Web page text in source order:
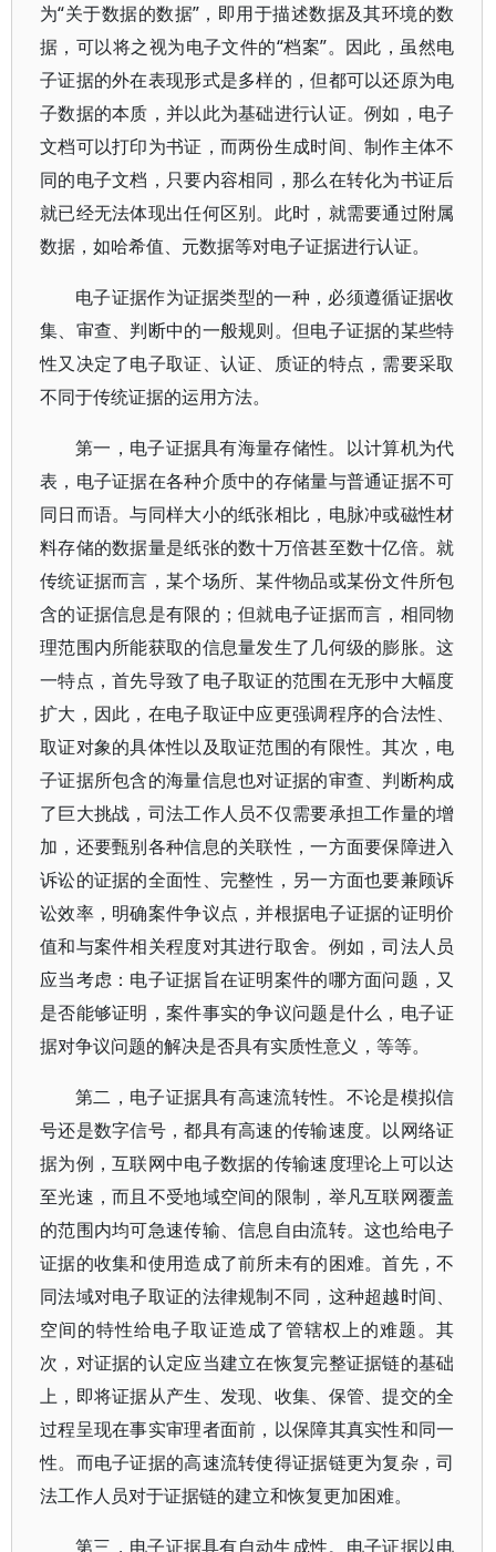
为“关于数据的数据”，即用于描述数据及其环境的数
据，可以将之视为电子文件的“档案”。因此，虽然电
子证据的外在表现形式是多样的，但都可以还原为电
子数据的本质，并以此为基础进行认证。例如，电子
文档可以打印为书证，而两份生成时间、制作主体不
同的电子文档，只要内容相同，那么在转化为书证后
就已经无法体现出任何区别。此时，就需要通过附属
数据，如哈希值、元数据等对电子证据进行认证。
电子证据作为证据类型的一种，必须遵循证据收
集、审查、判断中的一般规则。但电子证据的某些特
性又决定了电子取证、认证、质证的特点，需要采取
不同于传统证据的运用方法。
第一，电子证据具有海量存储性。以计算机为代
表，电子证据在各种介质中的存储量与普通证据不可
同日而语。与同样大小的纸张相比，电脉冲或磁性材
料存储的数据量是纸张的数十万倍甚至数十亿倍。就
传统证据而言，某个场所、某件物品或某份文件所包
含的证据信息是有限的；但就电子证据而言，相同物
理范围内所能获取的信息量发生了几何级的膨胀。这
一特点，首先导致了电子取证的范围在无形中大幅度
扩大，因此，在电子取证中应更强调程序的合法性、
取证对象的具体性以及取证范围的有限性。其次，电
子证据所包含的海量信息也对证据的审查、判断构成
了巨大挑战，司法工作人员不仅需要承担工作量的增
加，还要甄别各种信息的关联性，一方面要保障进入
诉讼的证据的全面性、完整性，另一方面也要兼顾诉
讼效率，明确案件争议点，并根据电子证据的证明价
值和与案件相关程度对其进行取舍。例如，司法人员
应当考虑：电子证据旨在证明案件的哪方面问题，又
是否能够证明，案件事实的争议问题是什么，电子证
据对争议问题的解决是否具有实质性意义，等等。
第二，电子证据具有高速流转性。不论是模拟信
号还是数字信号，都具有高速的传输速度。以网络证
据为例，互联网中电子数据的传输速度理论上可以达
至光速，而且不受地域空间的限制，举凡互联网覆盖
的范围内均可急速传输、信息自由流转。这也给电子
证据的收集和使用造成了前所未有的困难。首先，不
同法域对电子取证的法律规制不同，这种超越时间、
空间的特性给电子取证造成了管辖权上的难题。其
次，对证据的认定应当建立在恢复完整证据链的基础
上，即将证据从产生、发现、收集、保管、提交的全
过程呈现在事实审理者面前，以保障其真实性和同一
性。而电子证据的高速流转使得证据链更为复杂，司
法工作人员对于证据链的建立和恢复更加困难。
第三，电子证据具有自动生成性。电子证据以电